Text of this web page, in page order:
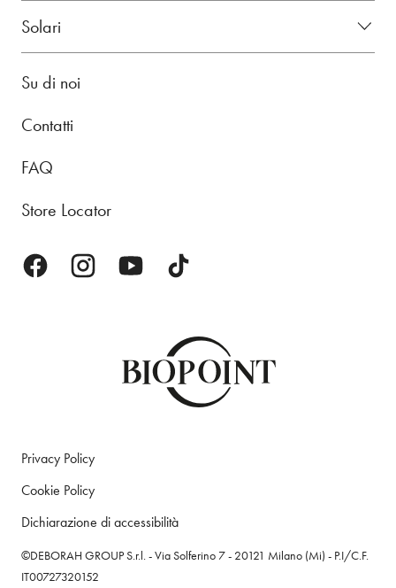
Solari
Su di noi
Contatti
FAQ
Store Locator
Privacy Policy
Cookie Policy
Dichiarazione di accessibilità
©DEBORAH GROUP S.r.l. - Via Solferino 7 - 20121 Milano (Mi) - P.I/C.F.
IT00727320152